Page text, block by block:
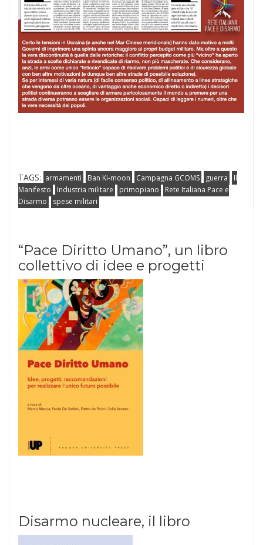
TAGS: armamenti Ban Ki-moon Campagna GCOMS guerra
Il
Manifesto
Industria militare primopiano
Rete Italiana Pace e
Disarmo
spese militari
“Pace Diritto Umano”, un libro
collettivo di idee e progetti
Disarmo nucleare, il libro